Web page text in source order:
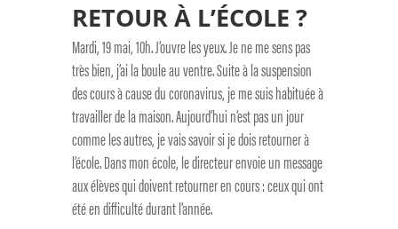
RETOUR À L’ÉCOLE ?
Mardi, 19 mai, 10h. J’ouvre les yeux. Je ne me sens pas
très bien, j’ai la boule au ventre. Suite à la suspension
des cours à cause du coronavirus, je me suis habituée à
travailler de la maison. Aujourd’hui n’est pas un jour
comme les autres, je vais savoir si je dois retourner à
l’école. Dans mon école, le directeur envoie un message
aux élèves qui doivent retourner en cours : ceux qui ont
été en difficulté durant l’année.